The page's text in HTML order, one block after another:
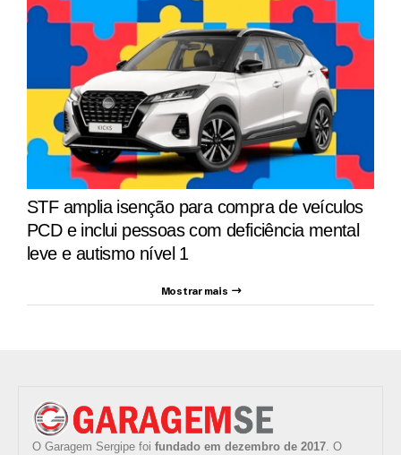
STF amplia isenção para compra de veículos
PCD e inclui pessoas com deficiência mental
leve e autismo nível 1
Mostrar mais
O Garagem Sergipe foi fundado em dezembro de 2017. O